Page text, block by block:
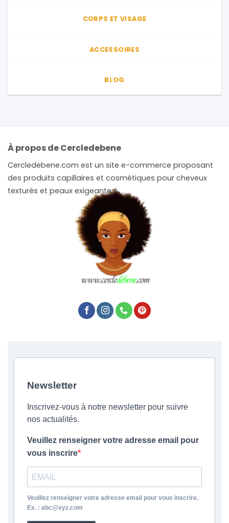
CORPS ET VISAGE
ACCESSOIRES
BLOG
À propos de Cercledebene
Cercledebene.com est un site e-commerce proposant
des produits capillaires et cosmétiques pour cheveux
texturés et peaux exigeantes.
Newsletter
Inscrivez-vous à notre newsletter pour suivre
nos actualités.
Veuillez renseigner votre adresse email pour
vous inscrire
Veuillez renseigner votre adresse email pour vous inscrire.
Ex. : abc@xyz.com